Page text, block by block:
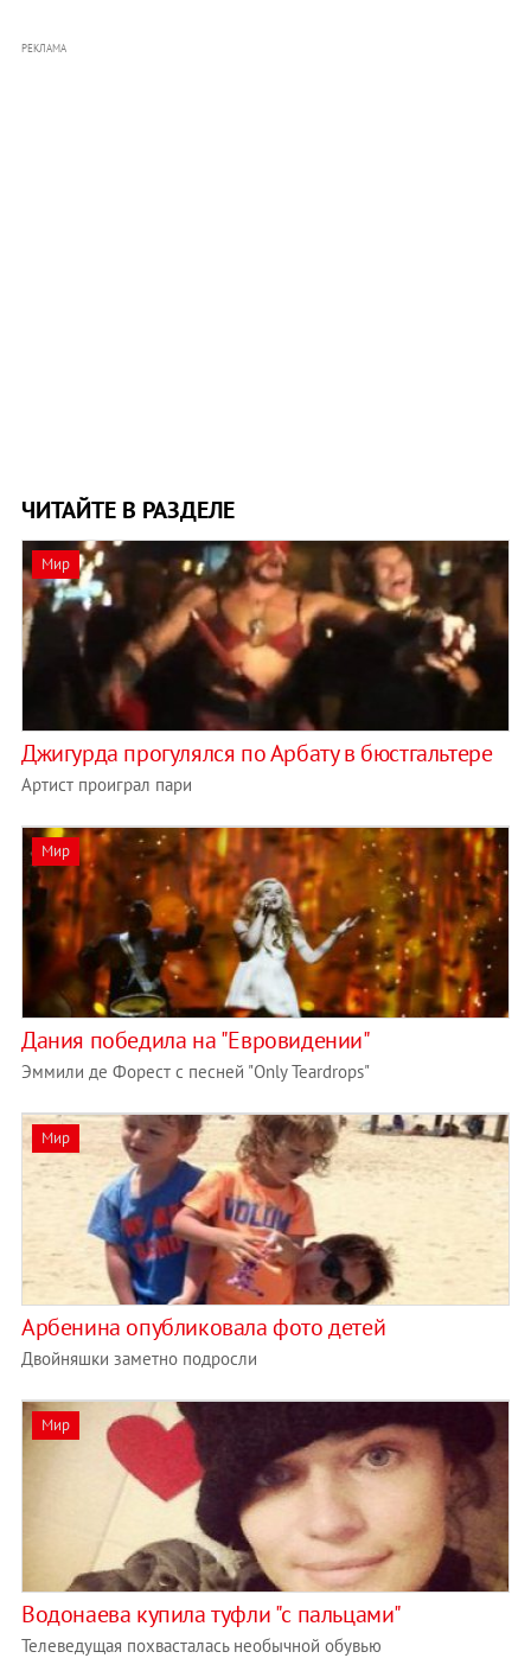
РЕКЛАМА
ЧИТАЙТЕ В РАЗДЕЛЕ
Мир
Джигурда прогулялся по Арбату в бюстгальтере
Артист проиграл пари
Мир
Дания победила на "Евровидении"
Эммили де Форест с песней "Only Teardrops"
Мир
Арбенина опубликовала фото детей
Двойняшки заметно подросли
Мир
Водонаева купила туфли "с пальцами"
Телеведущая похвасталась необычной обувью